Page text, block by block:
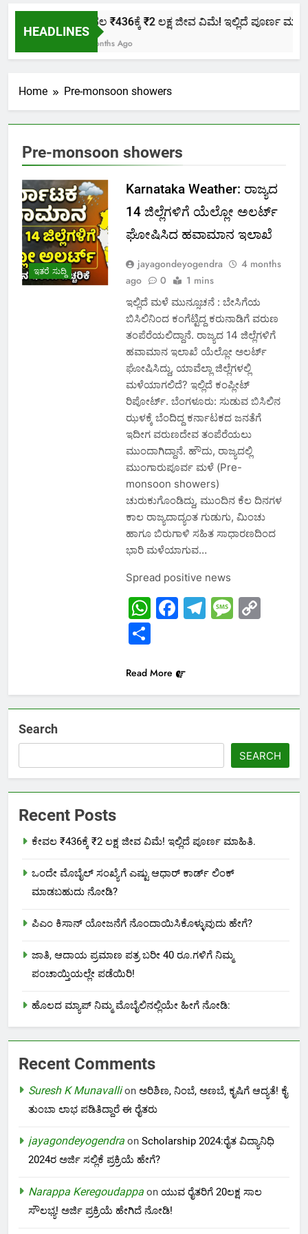
HEADLINES
ಕೇವಲ ₹436ಕ್ಕೆ ₹2 ಲಕ್ಷ ಜೀವ ವಿಮೆ! ಇಲ್ಲಿದೆ ಪೂರ್ಣ
2 Months Ago
Home Pre-monsoon showers
Pre-monsoon showers
ಇತರೆ ಸುದ್ದಿ
Karnataka Weather: ರಾಜ್ಯದ
14 ಜಿಲ್ಲೆಗಳಿಗೆ ಯೆಲ್ಲೋ ಅಲರ್ಟ್
ಘೋಷಿಸಿದ ಹವಾಮಾನ ಇಲಾಖೆ
jayagondeyogendra
4 months
ago
0 1 mins
ಇಲ್ಲಿದೆ ಮಳೆ ಮುನ್ಸೂಚನೆ : ಬೇಸಿಗೆಯ
ಬಿಸಿಲಿನಿಂದ ಕಂಗೆಟ್ಟಿದ್ದ ಕರುನಾಡಿಗೆ ವರುಣ
ತಂಪೆರೆಯಲಿದ್ದಾನೆ. ರಾಜ್ಯದ 14 ಜಿಲ್ಲೆಗಳಿಗೆ
ಹವಾಮಾನ ಇಲಾಖೆ ಯೆಲ್ಲೋ ಅಲರ್ಟ್
ಘೋಷಿಸಿದ್ದು, ಯಾವೆಲ್ಲಾ ಜಿಲ್ಲೆಗಳಲ್ಲಿ
ಮಳೆಯಾಗಲಿದೆ? ಇಲ್ಲಿದೆ ಕಂಪ್ಲೀಟ್
ರಿಪೋರ್ಟ್. ಬೆಂಗಳೂರು: ಸುಡುವ ಬಿಸಿಲಿನ
ಝಳಕ್ಕೆ ಬೆಂದಿದ್ದ ಕರ್ನಾಟಕದ ಜನತೆಗೆ
ಇದೀಗ ವರುಣದೇವ ತಂಪೆರೆಯಲು
ಮುಂದಾಗಿದ್ದಾನೆ. ಹೌದು, ರಾಜ್ಯದಲ್ಲಿ
ಮುಂಗಾರುಪೂರ್ವ ಮಳೆ (Pre-
monsoon showers)
ಚುರುಕುಗೊಂಡಿದ್ದು, ಮುಂದಿನ ಕೆಲ ದಿನಗಳ
ಕಾಲ ರಾಜ್ಯದಾದ್ಯಂತ ಗುಡುಗು, ಮಿಂಚು
ಹಾಗೂ ಬಿರುಗಾಳಿ ಸಹಿತ ಸಾಧಾರಣದಿಂದ
ಭಾರಿ ಮಳೆಯಾಗುವ…
Spread positive news
WhatsApp
Facebook
Telegram
Share
Read More
Search
SEARCH
Recent Posts
ಕೇವಲ ₹436ಕ್ಕೆ ₹2 ಲಕ್ಷ ಜೀವ ವಿಮೆ! ಇಲ್ಲಿದೆ ಪೂರ್ಣ ಮಾಹಿತಿ.
ಒಂದೇ ಮೊಬೈಲ್ ಸಂಖ್ಯೆಗೆ ಎಷ್ಟು ಆಧಾರ್ ಕಾರ್ಡ್ ಲಿಂಕ್
ಮಾಡಬಹುದು ನೋಡಿ?
ಪಿಎಂ ಕಿಸಾನ್ ಯೋಜನೆಗೆ ನೊಂದಾಯಿಸಿಕೊಳ್ಳುವುದು ಹೇಗೆ?
ಜಾತಿ, ಆದಾಯ ಪ್ರಮಾಣ ಪತ್ರ ಬರೀ 40 ರೂ.ಗಳಿಗೆ ನಿಮ್ಮ
ಪಂಚಾಯ್ತಿಯಲ್ಲೇ ಪಡೆಯಿರಿ!
ಹೊಲದ ಮ್ಯಾಪ್ ನಿಮ್ಮ ಮೊಬೈಲಿನಲ್ಲಿಯೇ ಹೀಗೆ ನೋಡಿ:
Recent Comments
Suresh K Munavallion ಅರಿಶಿಣ, ನಿಂಬೆ, ಅಣಬೆ, ಕೃಷಿಗೆ ಆದ್ಯತೆ! ಕೈ
ತುಂಬಾ ಲಾಭ ಪಡಿತಿದ್ದಾರೆ ಈ ರೈತರು
jayagondeyogendra on Scholarship 2024:ರೈತ ವಿದ್ಯಾನಿಧಿ
2024ರ ಅರ್ಜಿ ಸಲ್ಲಿಕೆ ಪ್ರಕ್ರಿಯೆ ಹೇಗೆ?
Narappa Keregoudappa on ಯುವ ರೈತರಿಗೆ 20ಲಕ್ಷ ಸಾಲ
ಸೌಲಭ್ಯ! ಅರ್ಜಿ ಪ್ರಕ್ರಿಯೆ ಹೇಗಿದೆ ನೋಡಿ!